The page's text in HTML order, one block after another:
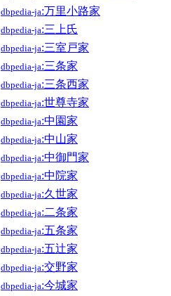
dbpedia-ja:万里小路家
dbpedia-ja:三上氏
dbpedia-ja:三室戸家
dbpedia-ja:三条家
dbpedia-ja:三条西家
dbpedia-ja:世尊寺家
dbpedia-ja:中園家
dbpedia-ja:中山家
dbpedia-ja:中御門家
dbpedia-ja:中院家
dbpedia-ja:久世家
dbpedia-ja:二条家
dbpedia-ja:五条家
dbpedia-ja:五辻家
dbpedia-ja:交野家
dbpedia-ja:今城家